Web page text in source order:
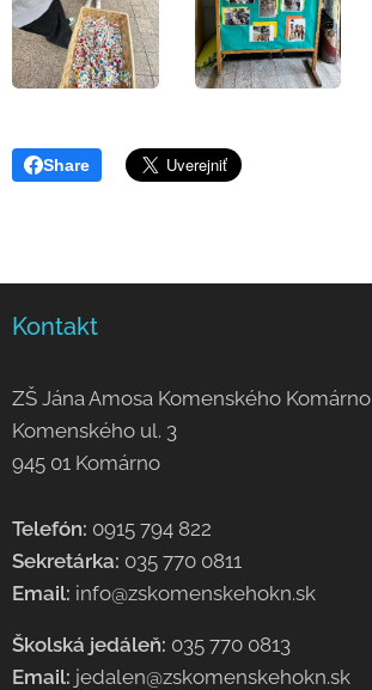
Share
Kontakt
ZŠ Jána Amosa Komenského Komárno
Komenského ul. 3
945 01 Komárno
Telefón: 0915 794 822
Sekretárka: 035 770 0811
Email: info@zskomenskehokn.sk
Školská jedáleň: 035 770 0813
Email: jedalen@zskomenskehokn.sk